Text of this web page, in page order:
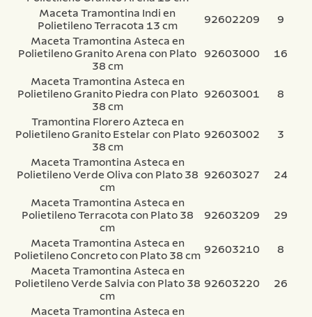
Maceta Tramontina Indi en
Polietileno Terracota 13 cm
92602209
9
Maceta Tramontina Asteca en
Polietileno Granito Arena con Plato
38 cm
92603000 16
Maceta Tramontina Asteca en
Polietileno Granito Piedra con Plato
38 cm
92603001 8
Tramontina Florero Azteca en
Polietileno Granito Estelar con Plato
38 cm
92603002 3
Maceta Tramontina Asteca en
Polietileno Verde Oliva con Plato 38
cm
92603027 24
Maceta Tramontina Asteca en
Polietileno Terracota con Plato 38
cm
92603209 29
Maceta Tramontina Asteca en
Polietileno Concreto con Plato 38 cm
92603210
8
Maceta Tramontina Asteca en
Polietileno Verde Salvia con Plato 38
cm
92603220 26
Maceta Tramontina Asteca en